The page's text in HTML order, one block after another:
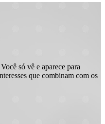
Você só vê e aparece para
que combinam com os